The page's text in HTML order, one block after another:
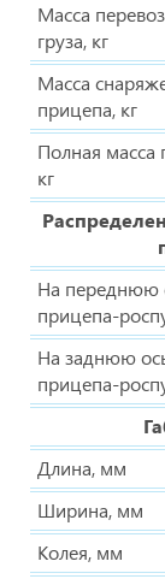
Масса
груза, кг
Масса
прицепа, кг
Полная масса
кг
На переднюю
прицепа-
На заднюю
прицепа-
Длина, мм
Ширина, мм
Колея, мм